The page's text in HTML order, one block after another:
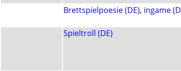
Brettspielpoesie (DE), ingame
Spieltroll (DE)